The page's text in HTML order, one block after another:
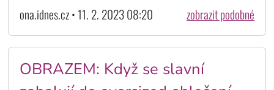
ona.idnes.cz • 11. 2. 2023 08:20 zobrazit podobné
OBRAZEM: Když se slavní